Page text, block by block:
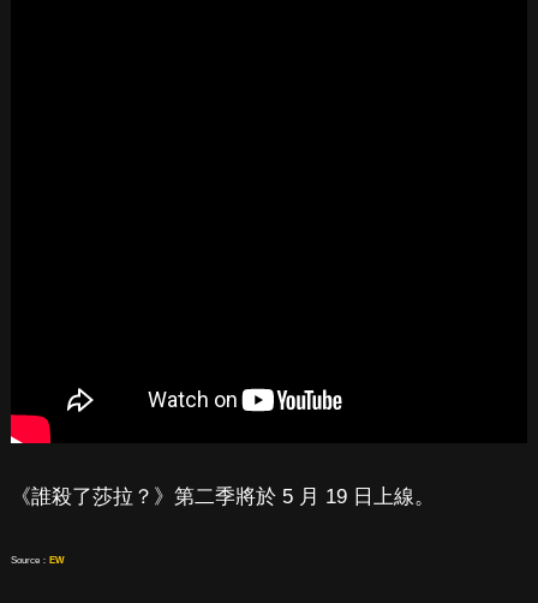
《誰殺了莎拉？》第二季將於 5 月 19 日上線。
Source： EW